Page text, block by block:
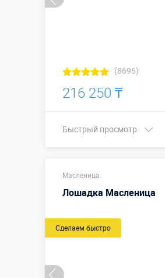
(8695)
216 250 ₸
Быстрый просмотр
Масленица
Лошадка Масленица
Сделаем быстро